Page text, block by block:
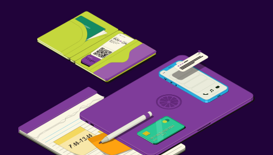
Aile dostu
Bebek veya çocuk bakımı
Spor salonu